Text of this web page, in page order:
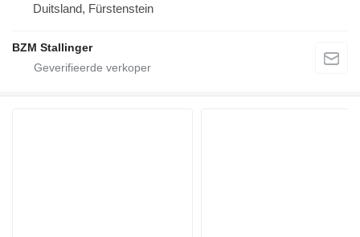
Duitsland, Fürstenstein
BZM Stallinger